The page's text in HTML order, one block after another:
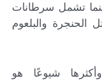
تشمل سرطانات
والبلعوم
شيوعًا هو